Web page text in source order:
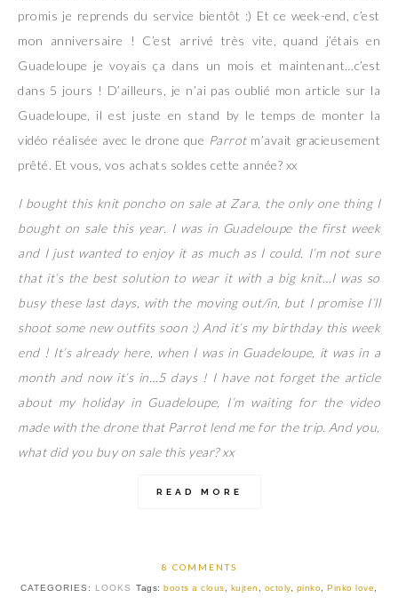
promis je reprends du service bientôt :) Et ce week-end, c’est
mon anniversaire ! C’est arrivé très vite, quand j’étais en
Guadeloupe je voyais ça dans un mois et maintenant…c’est
dans 5 jours ! D’ailleurs, je n’ai pas oublié mon article sur la
Guadeloupe, il est juste en stand by le temps de monter la
vidéo réalisée avec le drone que Parrotm’avait gracieusement
prêté. Et vous, vos achats soldes cette année? xx
I bought this knit poncho on sale at Zara, the only one thing I
bought on sale this year. I was in Guadeloupe the first week
and I just wanted to enjoy it as much as I could. I’m not sure
that it’s the best solution to wear it with a big knit…I was so
busy these last days, with the moving out/in, but I promise I’ll
shoot some new outfits soon :) And it’s my birthday this week
end ! It’s already here, when I was in Guadeloupe, it was in a
month and now it’s in…5 days ! I have not forget the article
about my holiday in Guadeloupe, I’m waiting for the video
made with the drone that Parrot lend me for the trip. And you,
what did you buy on sale this year? xx
READ MORE
8 COMMENTS
CATEGORIES: LOOKS Tags:boots a clous kujten octoly, pinko ,Pinko love